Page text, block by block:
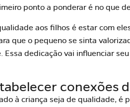
ponto a ponderar é no que
aos filhos é estar com
que o pequeno se sinta
Essa dedicação vai influenciar
conexões
à criança seja de qualidade, é